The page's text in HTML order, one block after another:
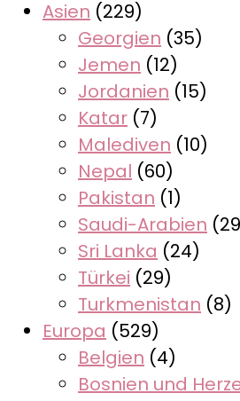
Asien (229)
Georgien (35)
Jemen (12)
Jordanien (15)
Katar (7)
Malediven (10)
Nepal (60)
Pakistan (1)
Saudi-Arabien
Sri Lanka (24)
Türkei (29)
Turkmenistan (8)
Europa (529)
Belgien (4)
Bosnien und